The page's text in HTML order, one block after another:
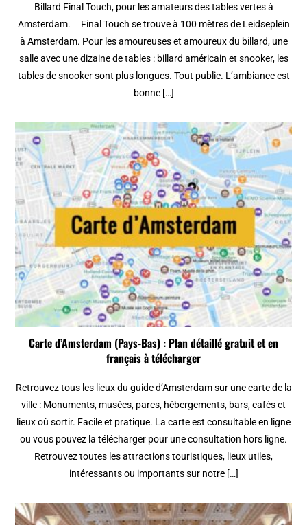
Billard Final Touch, pour les amateurs des tables vertes à
Amsterdam. Final Touch se trouve à 100 mètres de Leidseplein
à Amsterdam. Pour les amoureuses et amoureux du billard, une
salle avec une dizaine de tables : billard américain et snooker, les
tables de snooker sont plus longues. Tout public. L’ambiance est
bonne […]
Carte d’Amsterdam (Pays-Bas) : Plan détaillé gratuit et en
français à télécharger
Retrouvez tous les lieux du guide d’Amsterdam sur une carte de la
ville : Monuments, musées, parcs, hébergements, bars, cafés et
lieux où sortir. Facile et pratique. La carte est consultable en ligne
ou vous pouvez la télécharger pour une consultation hors ligne.
Retrouvez toutes les attractions touristiques, lieux utiles,
intéressants ou importants sur notre […]